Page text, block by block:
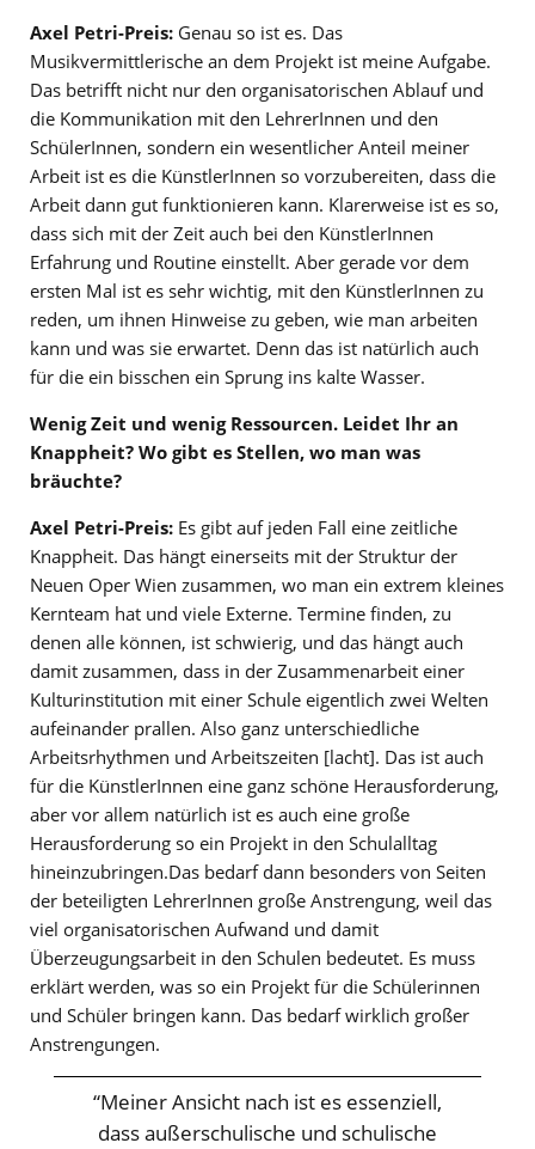
Axel Petri-Preis: Genau so ist es. Das
Musikvermittlerische an dem Projekt ist meine Aufgabe.
Das betrifft nicht nur den organisatorischen Ablauf und
die Kommunikation mit den LehrerInnen und den
SchülerInnen, sondern ein wesentlicher Anteil meiner
Arbeit ist es die KünstlerInnen so vorzubereiten, dass die
Arbeit dann gut funktionieren kann. Klarerweise ist es so,
dass sich mit der Zeit auch bei den KünstlerInnen
Erfahrung und Routine einstellt. Aber gerade vor dem
ersten Mal ist es sehr wichtig, mit den KünstlerInnen zu
reden, um ihnen Hinweise zu geben, wie man arbeiten
kann und was sie erwartet. Denn das ist natürlich auch
für die ein bisschen ein Sprung ins kalte Wasser.
Wenig Zeit und wenig Ressourcen. Leidet Ihr an
Knappheit? Wo gibt es Stellen, wo man was
bräuchte?
Axel Petri-Preis: Es gibt auf jeden Fall eine zeitliche
Knappheit. Das hängt einerseits mit der Struktur der
Neuen Oper Wien zusammen, wo man ein extrem kleines
Kernteam hat und viele Externe. Termine finden, zu
denen alle können, ist schwierig, und das hängt auch
damit zusammen, dass in der Zusammenarbeit einer
Kulturinstitution mit einer Schule eigentlich zwei Welten
aufeinander prallen. Also ganz unterschiedliche
Arbeitsrhythmen und Arbeitszeiten [lacht]. Das ist auch
für die KünstlerInnen eine ganz schöne Herausforderung,
aber vor allem natürlich ist es auch eine große
Herausforderung so ein Projekt in den Schulalltag
hineinzubringen.Das bedarf dann besonders von Seiten
der beteiligten LehrerInnen große Anstrengung, weil das
viel organisatorischen Aufwand und damit
Überzeugungsarbeit in den Schulen bedeutet. Es muss
erklärt werden, was so ein Projekt für die Schülerinnen
und Schüler bringen kann. Das bedarf wirklich großer
Anstrengungen.
“Meiner Ansicht nach ist es essenziell,
dass außerschulische und schulische